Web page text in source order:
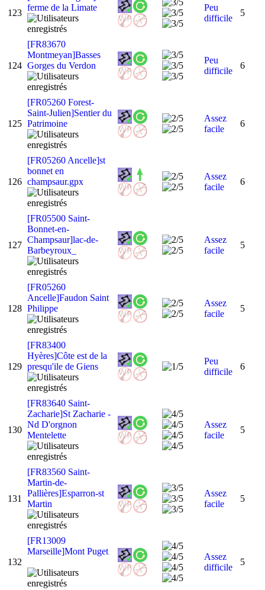
123
ferme de la Limate
Peu
difficile
5
124
[FR83670
Montmeyan]Basses
Gorges du Verdon
Peu
difficile
6
125
[FR05260 Forest-
Saint-Julien]Sentier du
Patrimoine
Assez
facile
6
126
[FR05260 Ancelle]st
bonnet en
champsaur.gpx
Assez
facile
6
127
[FR05500 Saint-
Bonnet-en-
Champsaur]lac-de-
Barbeyroux_
Assez
facile
5
128
[FR05260
Ancelle]Faudon Saint
Philippe
Assez
facile
5
129
[FR83400
Hyères]Côte est de la
presqu'ile de Giens
Peu
difficile
6
130
[FR83640 Saint-
Zacharie]St Zacharie -
Nd D'orgnon
Mentelette
Assez
facile
5
131
[FR83560 Saint-
Martin-de-
Pallières]Esparron-st
Martin
Assez
facile
5
132
[FR13009
Marseille]Mont Puget
Assez
difficile
5